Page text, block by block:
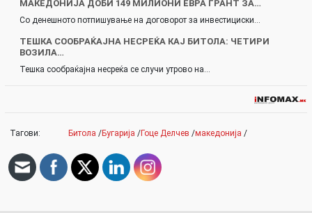
МАКЕДОНИЈА ДОБИ 149 МИЛИОНИ ЕВРА ГРАНТ ЗА…
Со денешното потпишување на договорот за инвестициски…
ТЕШКА СООБРАЌАЈНА НЕСРЕЌА КАЈ БИТОЛА: ЧЕТИРИ
ВОЗИЛА…
Тешка сообраќајна несреќа се случи утрово на…
Тагови: Битола /Бугарија /Гоце Делчев /македонија /